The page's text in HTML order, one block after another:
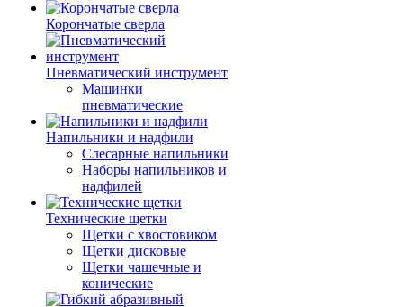
Корончатые сверла
Пневматический инструмент
Машинки
пневматические
Напильники и надфили
Слесарные напильники
Наборы напильников и
надфилей
Технические щетки
Щетки с хвостовиком
Щетки дисковые
Щетки чашечные и
конические